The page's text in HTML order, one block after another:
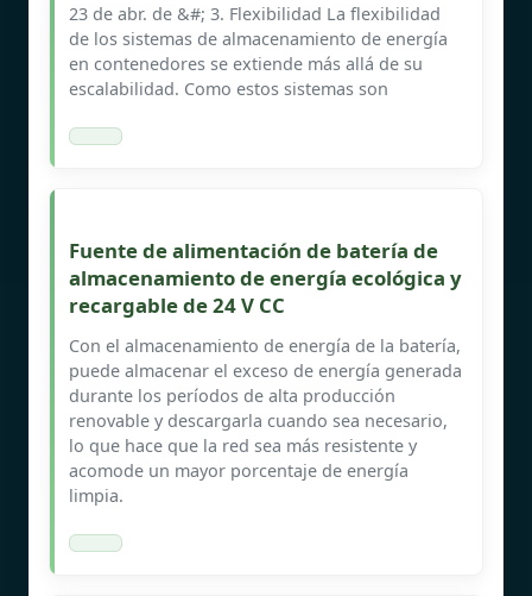
23 de abr. de &#; 3. Flexibilidad La flexibilidad
de los sistemas de almacenamiento de energía
en contenedores se extiende más allá de su
escalabilidad. Como estos sistemas son
Fuente de alimentación de batería de
almacenamiento de energía ecológica y
recargable de 24 V CC
Con el almacenamiento de energía de la batería,
puede almacenar el exceso de energía generada
durante los períodos de alta producción
renovable y descargarla cuando sea necesario,
lo que hace que la red sea más resistente y
acomode un mayor porcentaje de energía
limpia.